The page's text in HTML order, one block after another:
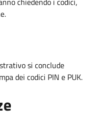
si conclude
dei codici PIN e PUK.